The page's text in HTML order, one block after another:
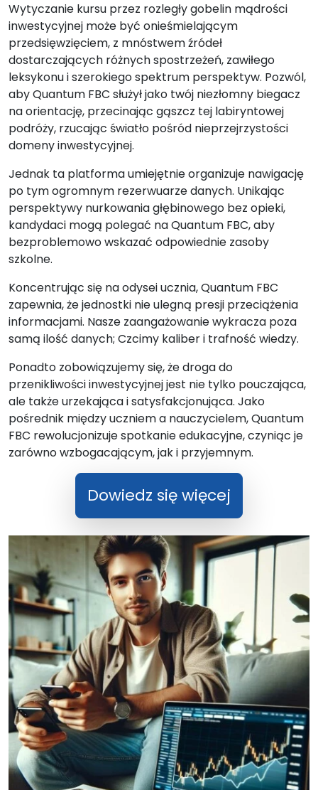
Wytyczanie kursu przez rozległy gobelin mądrości
inwestycyjnej może być onieśmielającym
przedsięwzięciem, z mnóstwem źródeł
dostarczających różnych spostrzeżeń, zawiłego
leksykonu i szerokiego spektrum perspektyw. Pozwól,
aby Quantum FBC służył jako twój niezłomny biegacz
na orientację, przecinając gąszcz tej labiryntowej
podróży, rzucając światło pośród nieprzejrzystości
domeny inwestycyjnej.
Jednak ta platforma umiejętnie organizuje nawigację
po tym ogromnym rezerwuarze danych. Unikając
perspektywy nurkowania głębinowego bez opieki,
kandydaci mogą polegać na Quantum FBC, aby
bezproblemowo wskazać odpowiednie zasoby
szkolne.
Koncentrując się na odysei ucznia, Quantum FBC
zapewnia, że jednostki nie ulegną presji przeciążenia
informacjami. Nasze zaangażowanie wykracza poza
samą ilość danych; Czcimy kaliber i trafność wiedzy.
Ponadto zobowiązujemy się, że droga do
przenikliwości inwestycyjnej jest nie tylko pouczająca,
ale także urzekająca i satysfakcjonująca. Jako
pośrednik między uczniem a nauczycielem, Quantum
FBC rewolucjonizuje spotkanie edukacyjne, czyniąc je
zarówno wzbogacającym, jak i przyjemnym.
Dowiedz się więcej